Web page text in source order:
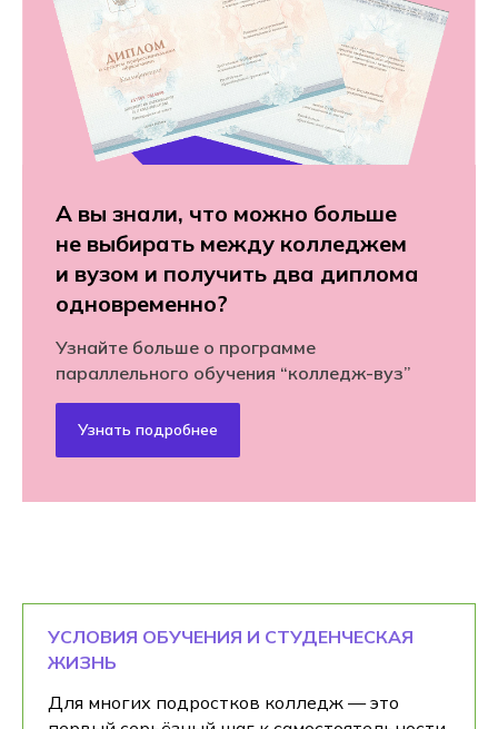
А вы знали, что можно больше
не выбирать между колледжем
и вузом и получить два диплома
одновременно?
Узнайте больше о программе
параллельного обучения “колледж-вуз”
Узнать подробнее
УСЛОВИЯ ОБУЧЕНИЯ И СТУДЕНЧЕСКАЯ
ЖИЗНЬ
Для многих подростков колледж — это